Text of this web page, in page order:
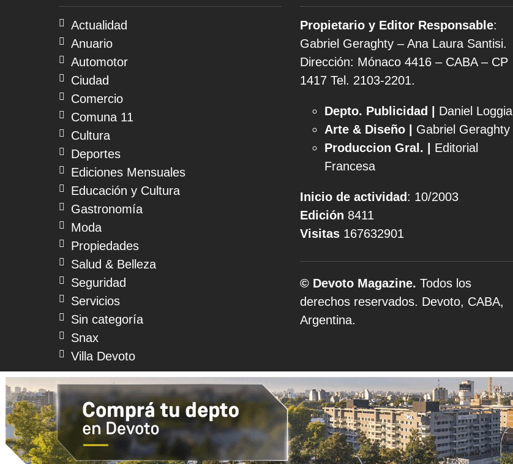
Actualidad
Anuario
Automotor
Ciudad
Comercio
Comuna 11
Cultura
Deportes
Ediciones Mensuales
Educación y Cultura
Gastronomía
Moda
Propiedades
Salud & Belleza
Seguridad
Servicios
Sin categoría
Snax
Villa Devoto
Propietario y Editor Responsable:
Gabriel Geraghty – Ana Laura Santisi.
Dirección: Mónaco 4416 – CABA – CP
1417 Tel. 2103-2201.
Depto. Publicidad |
Daniel Loggia
Arte & Diseño | Gabriel Geraghty
Produccion Gral. |
Editorial
Francesa
Inicio de actividad : 10/2003
Edición 8411
Visitas 167632901
© Devoto Magazine. Todos los
derechos reservados. Devoto, CABA,
Argentina.
© 2026 Devoto Magazine